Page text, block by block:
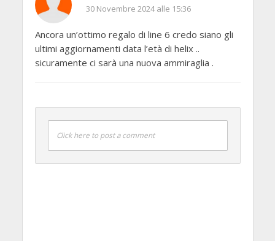
30 Novembre 2024 alle 15:36
Ancora un’ottimo regalo di line 6 credo siano gli
ultimi aggiornamenti data l’età di helix ..
sicuramente ci sarà una nuova ammiraglia .
Click here to post a comment